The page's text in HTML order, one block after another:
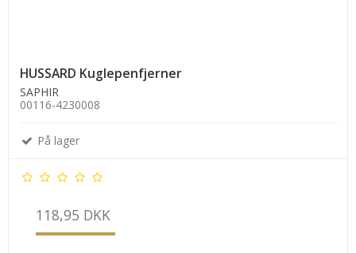
HUSSARD Kuglepenfjerner
SAPHIR
00116-4230008
På lager
118,95 DKK